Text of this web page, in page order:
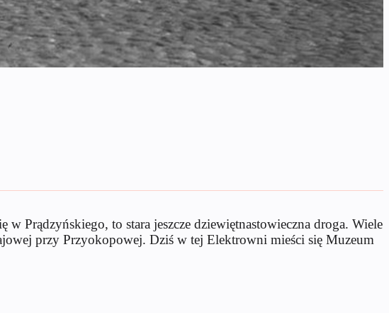
Prądzyńskiego, to stara jeszcze dziewiętnastowieczna droga. Wiele
przy Przyokopowej. Dziś w tej Elektrowni mieści się Muzeum